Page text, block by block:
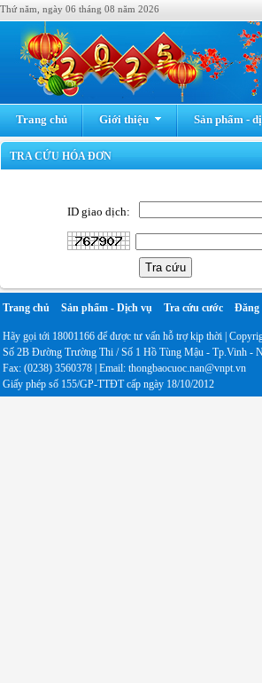
Thứ năm, ngày 06 tháng 08 năm 2026
Trang chủ Giới thiệu Sản phẩm -
TRA CỨU HÓA ĐƠN
ID giao dịch:
Tra cứu
Trang chủ Sản phẩm - Dịch vụ Tra cứu cước Đăng
Hãy gọi tới 18001166 để được tư vấn hỗ trợ kịp thời |
Số 2B Đường Trường Thi / Số 1 Hồ Tùng Mậu - Tp.Vinh -
Fax: (0238) 3560378 | Email: thongbaocuoc.nan@vnpt.vn
Giấy phép số 155/GP-TTĐT cấp ngày 18/10/2012